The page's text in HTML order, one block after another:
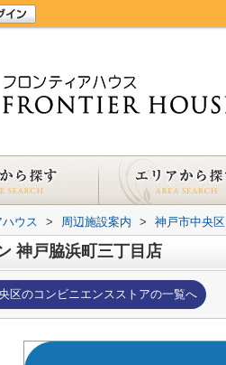
ウス > 周辺施設案内 > 神戸市中央区
神戸脇浜町三丁目店
区のコンビニエンスストアの一覧へ